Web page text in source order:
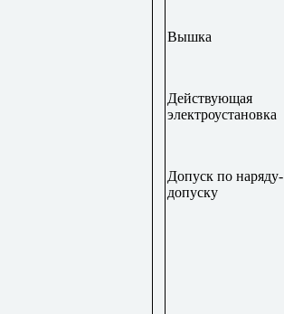
Вышка
Действующая
электроустановка
Допуск по наряду-
допуску